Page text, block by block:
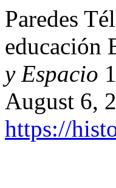
Paredes
educación
y Espacio
August 6,
https://